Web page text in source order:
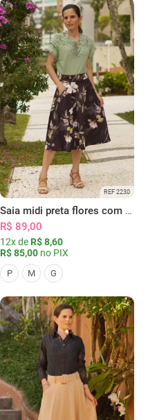
REF 2230
Saia midi preta flores com bolsos
R$ 89,00
12x de R$ 8,60
R$ 85,00 no PIX
P M G